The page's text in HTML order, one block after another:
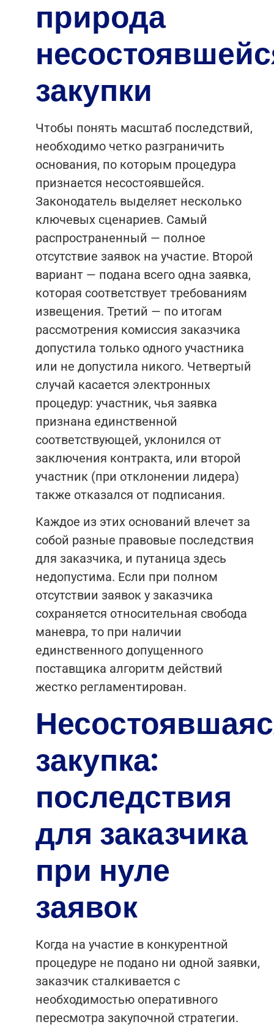
природа
закупки
Чтобы понять масштаб последствий,
необходимо четко разграничить
основания, по которым процедура
признается несостоявшейся.
Законодатель выделяет несколько
ключевых сценариев. Самый
распространенный — полное
отсутствие заявок на участие. Второй
вариант — подана всего одна заявка,
которая соответствует требованиям
извещения. Третий — по итогам
рассмотрения комиссия заказчика
допустила только одного участника
или не допустила никого. Четвертый
случай касается электронных
процедур: участник, чья заявка
признана единственной
соответствующей, уклонился от
заключения контракта, или второй
участник (при отклонении лидера)
также отказался от подписания.
Каждое из этих оснований влечет за
собой разные правовые последствия
для заказчика, и путаница здесь
недопустима. Если при полном
отсутствии заявок у заказчика
сохраняется относительная свобода
маневра, то при наличии
единственного допущенного
поставщика алгоритм действий
жестко регламентирован.
закупка:
последствия
для заказчика
при нуле
заявок
Когда на участие в конкурентной
процедуре не подано ни одной заявки,
заказчик сталкивается с
необходимостью оперативного
пересмотра закупочной стратегии.